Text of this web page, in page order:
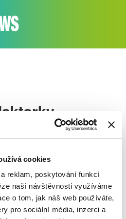
cookies
reklam, poskytování funkcí
naší návštěvnosti využíváme
o tom, jak náš web používáte,
pro sociální média, inzerci a